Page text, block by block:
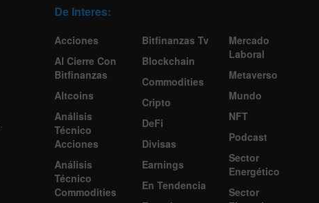
De Interes:
Acciones
Al Cierre Con
Bitfinanzas
Altcoins
Análisis
Técnico
Acciones
Análisis
Técnico
Commodities
Bitfinanzas Tv
Blockchain
Commodities
Cripto
DeFi
Divisas
Earnings
En Tendencia
Mercado
Laboral
Metaverso
Mundo
NFT
Podcast
Sector
Energético
Sector